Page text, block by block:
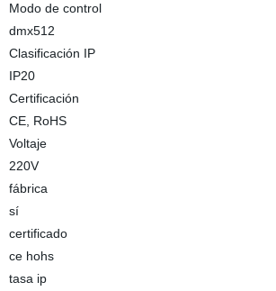
Modo de control
dmx512
Clasificación IP
IP20
Certificación
CE, RoHS
Voltaje
220V
fábrica
sí
certificado
ce hohs
tasa ip